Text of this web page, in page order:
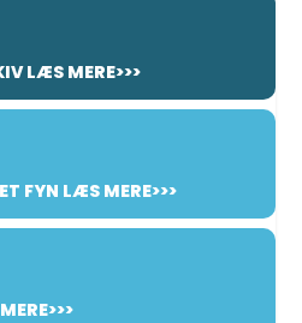
LÆS MERE>>>
FYN LÆS MERE>>>